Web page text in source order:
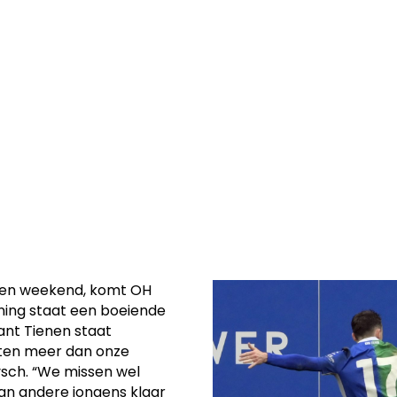
weekend, komt OH
staat een boeiende
Tienen staat
meer dan onze
“We missen wel
andere jongens klaar